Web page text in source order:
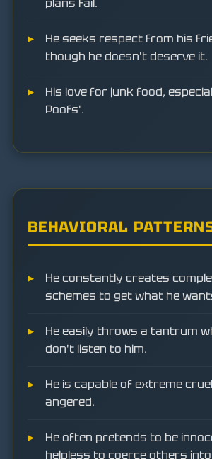
plans fail.
He seeks respect from his
though he doesn't deserve it.
His love for junk food,
Poofs'.
BEHAVIORAL
He constantly creates
schemes to get what he
He easily throws a tantrum
don't listen to him.
He is capable of extreme
angered.
He often pretends to be
helpless to coerce others into